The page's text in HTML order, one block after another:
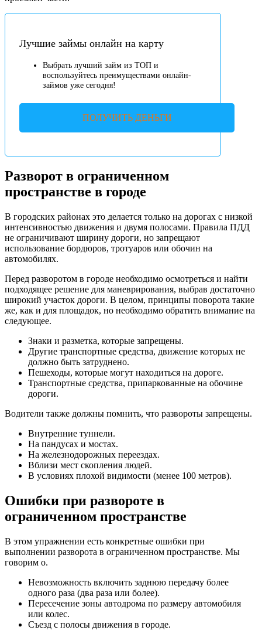
Лучшие займы онлайн на карту
Выбрать лучший займ из ТОП и
воспользуйтесь преимуществами онлайн-
займов уже сегодня!
ПОЛУЧИТЬ ДЕНЬГИ
Разворот в ограниченном
пространстве в городе
В городских районах это делается только на дорогах с низкой
интенсивностью движения и двумя полосами. Правила ПДД
не ограничивают ширину дороги, но запрещают
использование бордюров, тротуаров или обочин на
автомобилях.
Перед разворотом в городе необходимо осмотреться и найти
подходящее решение для маневрирования, выбрав достаточно
широкий участок дороги. В целом, принципы поворота такие
же, как и для площадок, но необходимо обратить внимание на
следующее.
Знаки и разметка, которые запрещены.
Другие транспортные средства, движение которых не
должно быть затруднено.
Пешеходы, которые могут находиться на дороге.
Транспортные средства, припаркованные на обочине
дороги.
Водители также должны помнить, что развороты запрещены.
Внутренние туннели.
На пандусах и мостах.
На железнодорожных переездах.
Вблизи мест скопления людей.
В условиях плохой видимости (менее 100 метров).
Ошибки при развороте в
ограниченном пространстве
В этом упражнении есть конкретные ошибки при
выполнении разворота в ограниченном пространстве. Мы
говорим о.
Невозможность включить заднюю передачу более
одного раза (два раза или более).
Пересечение зоны автодрома по размеру автомобиля
или колес.
Съезд с полосы движения в городе.